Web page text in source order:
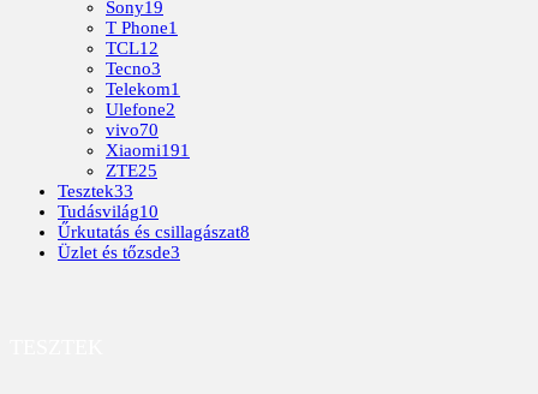
Sony19
T Phone1
TCL12
Tecno3
Telekom1
Ulefone2
vivo70
Xiaomi191
ZTE25
Tesztek33
Tudásvilág10
Űrkutatás és csillagászat8
Üzlet és tőzsde3